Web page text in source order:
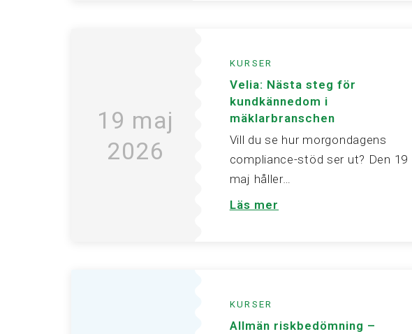
19 maj
2026
KURSER
Velia: Nästa steg för
kundkännedom i
mäklarbranschen
Vill du se hur morgondagens
compliance-stöd ser ut? Den 19
maj håller…
Läs mer
KURSER
Allmän riskbedömning –